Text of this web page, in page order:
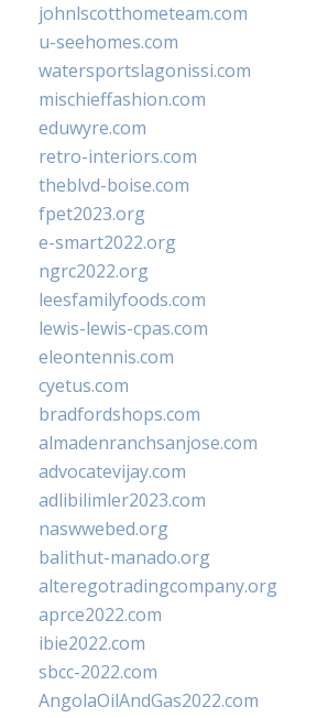
johnlscotthometeam.com
u-seehomes.com
watersportslagonissi.com
mischieffashion.com
eduwyre.com
retro-interiors.com
theblvd-boise.com
fpet2023.org
e-smart2022.org
ngrc2022.org
leesfamilyfoods.com
lewis-lewis-cpas.com
eleontennis.com
cyetus.com
bradfordshops.com
almadenranchsanjose.com
advocatevijay.com
adlibilimler2023.com
naswwebed.org
balithut-manado.org
alteregotradingcompany.org
aprce2022.com
ibie2022.com
sbcc-2022.com
AngolaOilAndGas2022.com